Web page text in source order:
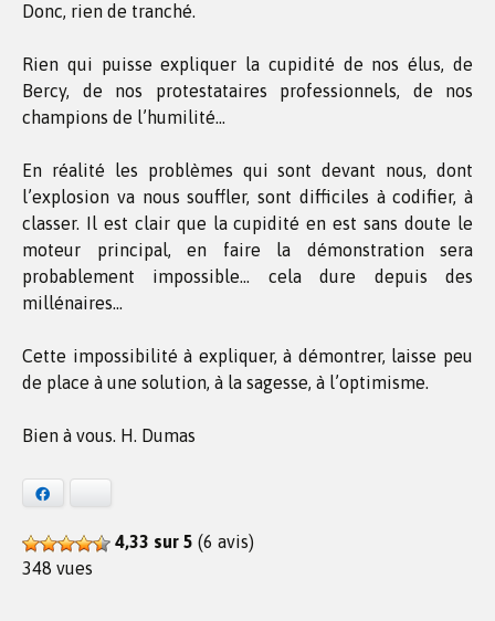
Donc, rien de tranché.
Rien qui puisse expliquer la cupidité de nos élus, de
Bercy, de nos protestataires professionnels, de nos
champions de l’humilité…
En réalité les problèmes qui sont devant nous, dont
l’explosion va nous souffler, sont difficiles à codifier, à
classer. Il est clair que la cupidité en est sans doute le
moteur principal, en faire la démonstration sera
probablement impossible… cela dure depuis des
millénaires…
Cette impossibilité à expliquer, à démontrer, laisse peu
de place à une solution, à la sagesse, à l’optimisme.
Bien à vous. H. Dumas
4,33 sur 5 (6 avis)
348 vues